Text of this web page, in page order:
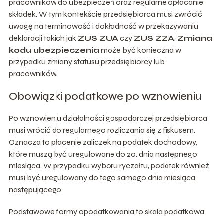
pracowników do ubezpieczeń oraz regularne opłacanie
składek. W tym kontekście przedsiębiorca musi zwrócić
uwagę na terminowość i dokładność w przekazywaniu
deklaracji takich jak ZUS ZUAczy ZUS ZZA. Zmiana
kodu ubezpieczenia może być konieczna w
przypadku zmiany statusu przedsiębiorcy lub
pracowników.
Obowiązki podatkowe po wznowieniu
Po wznowieniu działalności gospodarczej przedsiębiorca
musi wrócić do regularnego rozliczania się z fiskusem.
Oznacza to płacenie zaliczek na podatek dochodowy,
które muszą być uregulowane do 20. dnia następnego
miesiąca. W przypadku wyboru ryczałtu, podatek również
musi być uregulowany do tego samego dnia miesiąca
następującego.
Podstawowe formy opodatkowania to skala podatkowa